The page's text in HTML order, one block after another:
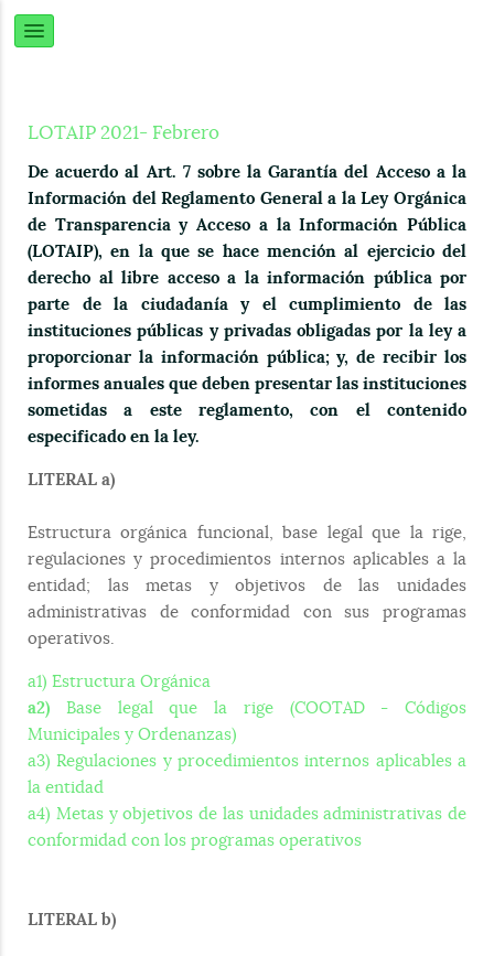
LOTAIP 2021- Febrero
De acuerdo al Art. 7 sobre la Garantía del Acceso a la
Información del Reglamento General a la Ley Orgánica
de Transparencia y Acceso a la Información Pública
(LOTAIP), en la que se hace mención al ejercicio del
derecho al libre acceso a la información pública por
parte de la ciudadanía y el cumplimiento de las
instituciones públicas y privadas obligadas por la ley a
proporcionar la información pública; y, de recibir los
informes anuales que deben presentar las instituciones
sometidas a este reglamento, con el contenido
especificado en la ley.
LITERAL a)
Estructura orgánica funcional, base legal que la rige,
regulaciones y procedimientos internos aplicables a la
entidad; las metas y objetivos de las unidades
administrativas de conformidad con sus programas
operativos.
a1) Estructura Orgánica
a2) Base legal que la rige (COOTAD - Códigos
Municipales y Ordenanzas)
a3) Regulaciones y procedimientos internos aplicables a
la entidad
a4) Metas y objetivos de las unidades administrativas de
conformidad con los programas operativos
LITERAL b)